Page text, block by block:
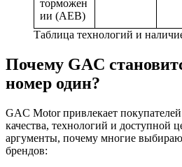
торможен
ии (AEB)
Таблица технологий и
Почему GAC
номер один?
GAC Motor привлекает
качества, технологий и доступной
аргументы, почему многие
брендов: